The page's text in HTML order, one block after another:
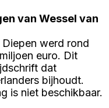
van Wessel van
werd rond
euro. Dit
dat
bijhoudt.
is niet beschikbaar.